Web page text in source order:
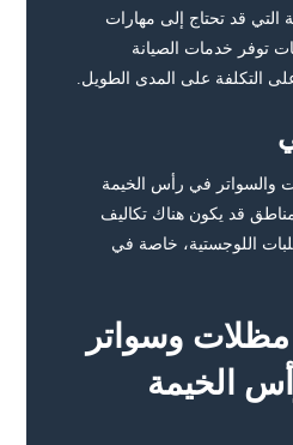
التي قد تحتاج إلى مهارات
توفر خدمات الصيانة
التكلفة على المدى الطويل.
والسواتر في رأس الخيمة
قد يكون هناك تكاليف
اللوجستية، خاصة في
مظلات وسواتر
الخيمة